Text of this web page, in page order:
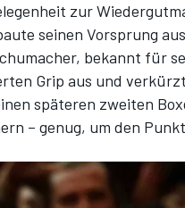
zur
seinen Vorsprung
bekannt für
Grip aus und
späteren zweiten
– genug, um den